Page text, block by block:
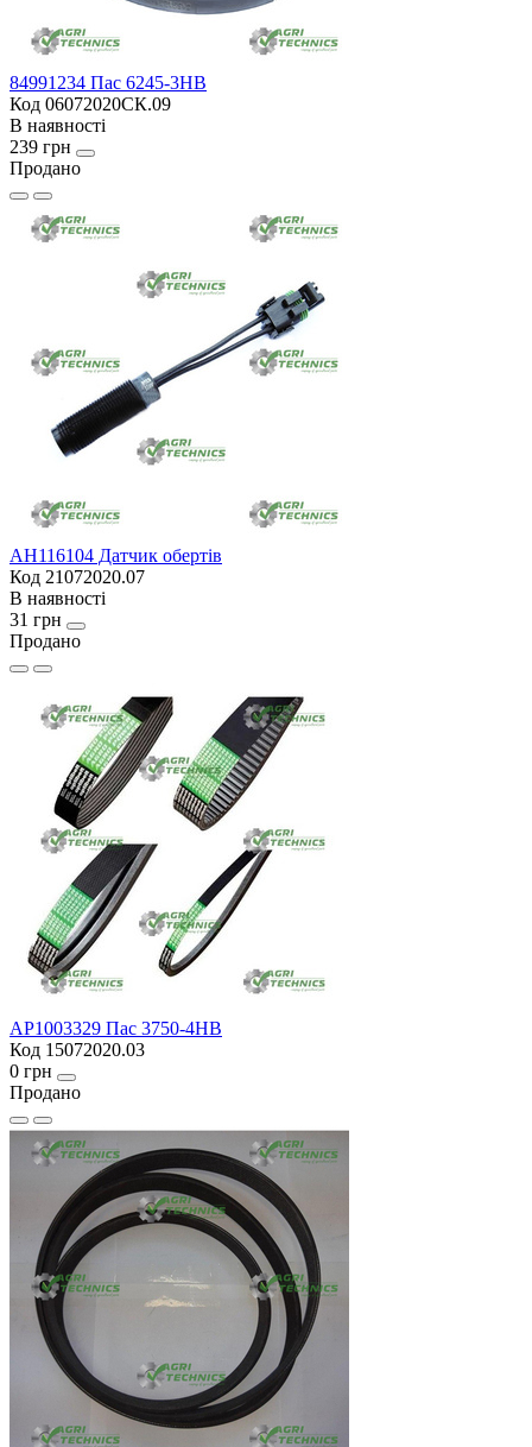
84991234 Пас 6245-3HB
Код 06072020СК.09
В наявності
239 грн
Продано
AH116104 Датчик обертів
Код 21072020.07
В наявності
31 грн
Продано
AP1003329 Пас 3750-4HB
Код 15072020.03
0 грн
Продано